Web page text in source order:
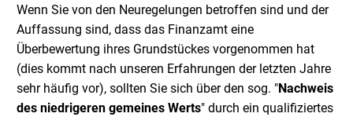
Wenn Sie von den Neuregelungen betroffen sind und der
Auffassung sind, dass das Finanzamt eine
Überbewertung ihres Grundstückes vorgenommen hat
(dies kommt nach unseren Erfahrungen der letzten Jahre
sehr häufig vor), sollten Sie sich über den sog. "Nachweis
des niedrigeren gemeines Werts" durch ein qualifiziertes